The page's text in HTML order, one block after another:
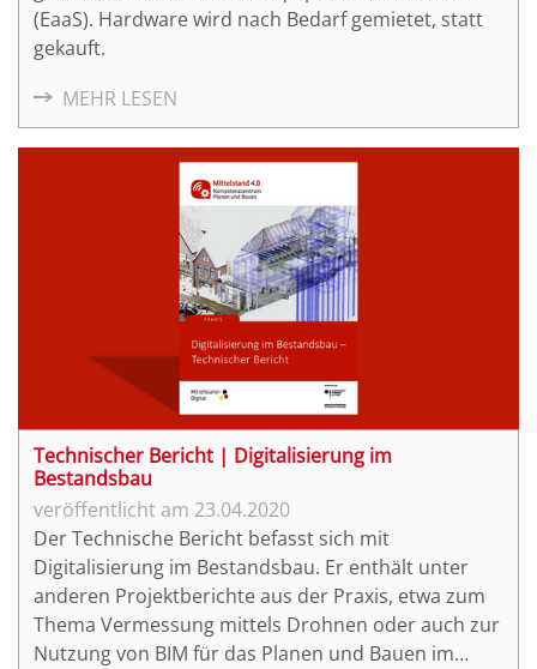
(EaaS). Hardware wird nach Bedarf gemietet, statt
gekauft.
MEHR LESEN
Technischer Bericht | Digitalisierung im
Bestandsbau
23.04.2020
Der Technische Bericht befasst sich mit
Digitalisierung im Bestandsbau. Er enthält unter
anderen Projektberichte aus der Praxis, etwa zum
Thema Vermessung mittels Drohnen oder auch zur
Nutzung von BIM für das Planen und Bauen im